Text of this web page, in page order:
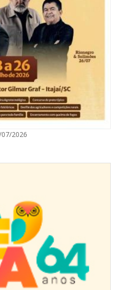
com ajuda de mergulhadores e
2026